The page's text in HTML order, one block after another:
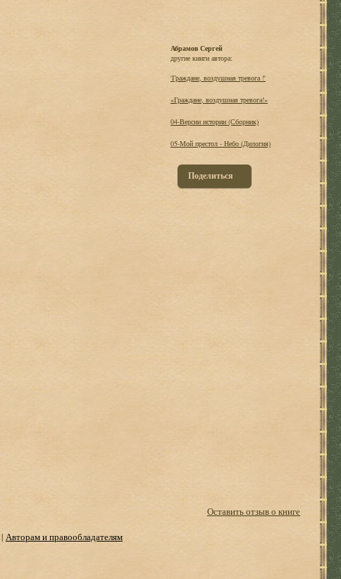
Абрамов Сергей
другие книги автора:
'Граждане, воздушная тревога !'
«Граждане, воздушная тревога!»
04-Версии истории (Сборник)
05-Мой престол - Небо (Дилогия)
Поделиться
Оставить отзыв о книге
| Авторам и правообладателям